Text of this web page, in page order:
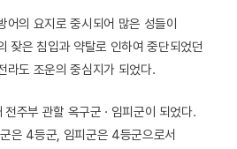
어의 요지로 중시되어 많은 성들이
잦은 침입과 약탈로 인하여 중단되었던
라도 조운의 중심지가 되었다.
주부 관할 옥구군 · 임피군이 되었다.
은 4등군, 임피군은 4등군으로서